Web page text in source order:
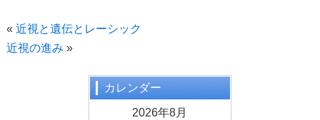
c
e
tt
er
e
« 近視と遺伝とレーシック
近視の進み »
カレンダー
2026年8月